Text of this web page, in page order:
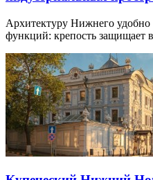
Архитектуру Нижнего удобно
функций: крепость защищает